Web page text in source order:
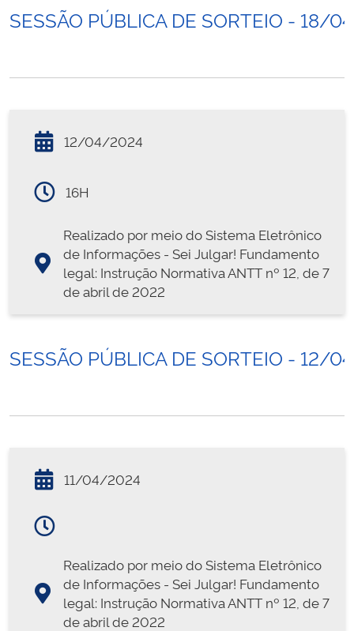
SESSÃO PÚBLICA DE SORTEIO - 18/
12/04/2024
16H
Realizado por meio do Sistema Eletrônico
de Informações - Sei Julgar! Fundamento
legal: Instrução Normativa ANTT nº 12, de 7
de abril de 2022
SESSÃO PÚBLICA DE SORTEIO - 12/
11/04/2024
Realizado por meio do Sistema Eletrônico
de Informações - Sei Julgar! Fundamento
legal: Instrução Normativa ANTT nº 12, de 7
de abril de 2022